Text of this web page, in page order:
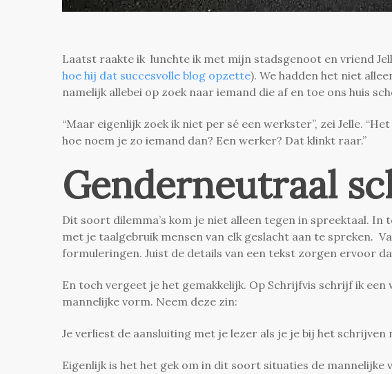
Laatst raakte ik lunchte ik met mijn stadsgenoot en vriend
hoe hij dat succesvolle blog opzette). We hadden het niet
namelijk allebei op zoek naar iemand die af en toe ons huis
“Maar eigenlijk zoek ik niet per sé een werkster”, zei Jelle.
hoe noem je zo iemand dan? Een werker? Dat klinkt raar.”
Genderneutraal
Dit soort dilemma’s kom je niet alleen tegen in spreektaal.
met je taalgebruik mensen van elk geslacht aan te spreken.
formuleringen. Juist de details van een tekst zorgen ervoor
En toch vergeet je het gemakkelijk. Op Schrijfvis schrijf ik een
mannelijke vorm. Neem deze zin:
Je verliest de aansluiting met je lezer als je je bij het schrijven
Eigenlijk is het het gek om in dit soort situaties de mannelijke